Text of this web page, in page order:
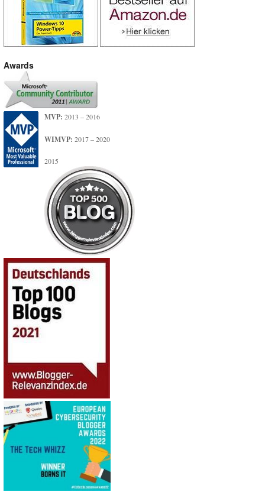
Awards
MVP: 2013 – 2016
WIMVP: 2017 – 2020
2015